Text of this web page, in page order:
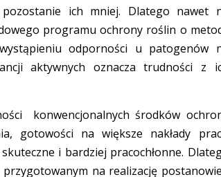
ich mniej. Dlatego nawet
programu ochrony roślin o
odporności u patogenów
aktywnych oznacza trudności z
konwencjonalnych środków
gotowości na większe nakłady
i bardziej pracochłonne.
na realizację